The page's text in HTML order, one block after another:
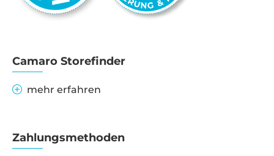
Camaro Storefinder
mehr erfahren
Zahlungsmethoden